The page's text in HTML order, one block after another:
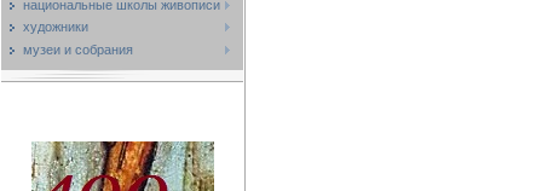
национальные школы живописи
художники
музеи и собрания